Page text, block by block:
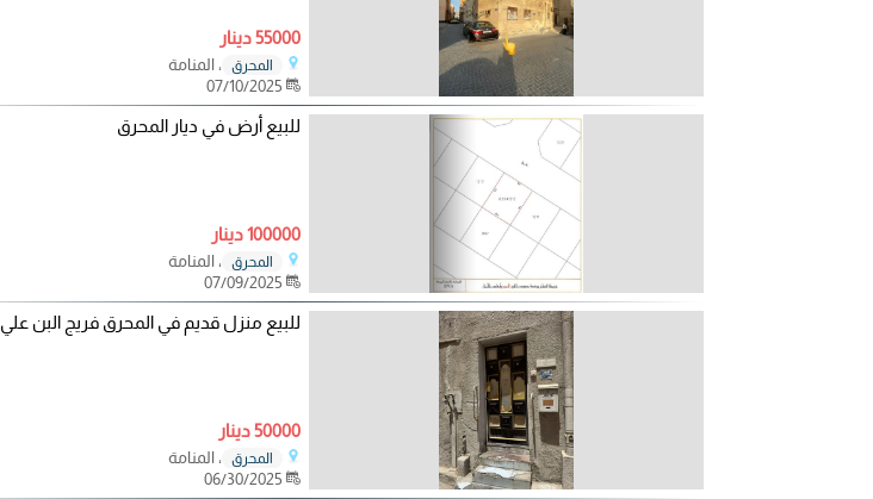
55000 دينار
المحرق
، المنامة
للبيع أرض في ديار المحرق
100000 دينار
المحرق
، المنامة
للبيع منزل قديم في المحرق فريج البن علي
50000 دينار
المحرق
، المنامة